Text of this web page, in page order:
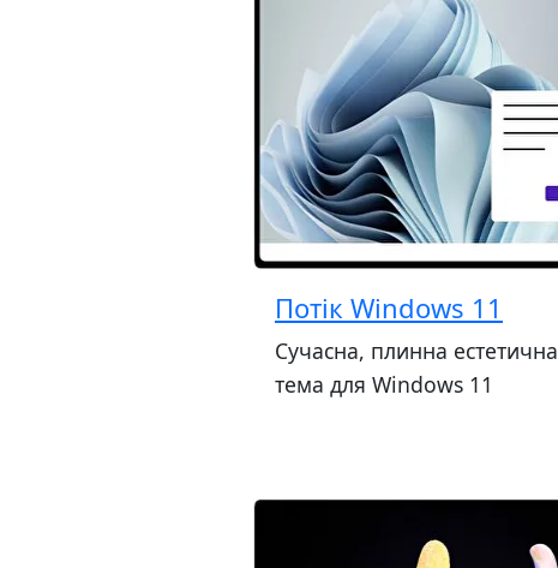
Потік Windows 11
Сучасна, плинна естетична
тема для Windows 11